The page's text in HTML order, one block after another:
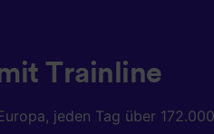
Trainline
jeden Tag über